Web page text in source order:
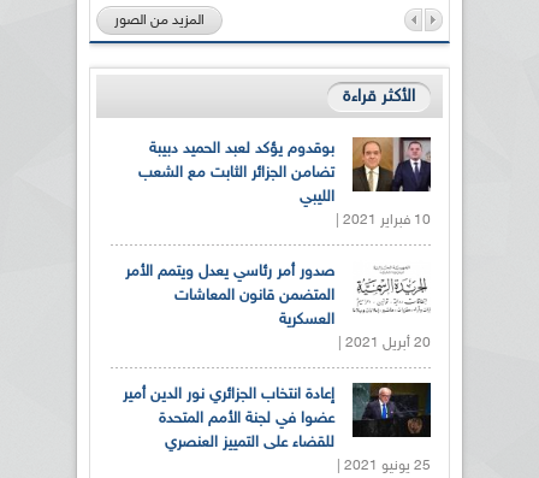
المزيد من الصور
الأكثر قراءة
بوقدوم يؤكد لعبد الحميد دبيبة
تضامن الجزائر الثابت مع الشعب
الليبي
10 فبراير 2021 |
صدور أمر رئاسي يعدل ويتمم الأمر
المتضمن قانون المعاشات
العسكرية
20 أبريل 2021 |
إعادة انتخاب الجزائري نور الدين أمير
عضوا في لجنة الأمم المتحدة
للقضاء على التمييز العنصري
25 يونيو 2021 |